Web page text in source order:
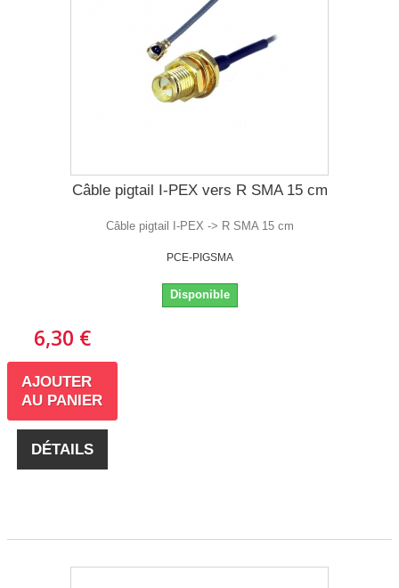
Câble pigtail I-PEX vers R SMA 15 cm
Câble pigtail I-PEX -> R SMA 15 cm
PCE-PIGSMA
Disponible
6,30 €
AJOUTER
AU PANIER
DÉTAILS